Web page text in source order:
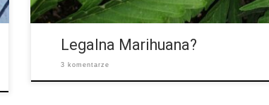
Legalna Marihuana?
3 komentarze